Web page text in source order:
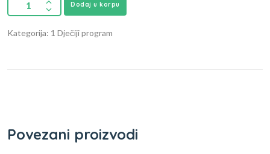
Dodaj u korpu
Kategorija: 1 Dječiji program
Povezani proizvodi